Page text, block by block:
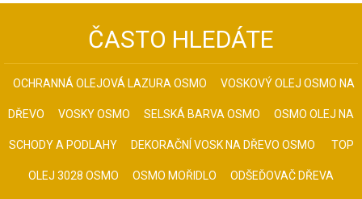
ČASTO HLEDÁTE
OCHRANNÁ OLEJOVÁ LAZURA OSMO VOSKOVÝ OLEJ OSMO NA
DŘEVO VOSKY OSMO SELSKÁ BARVA OSMO OSMO OLEJ NA
SCHODY A PODLAHY DEKORAČNÍ VOSK NA DŘEVO OSMO TOP
OLEJ 3028 OSMO OSMO MOŘIDLO ODŠEĎOVAČ DŘEVA